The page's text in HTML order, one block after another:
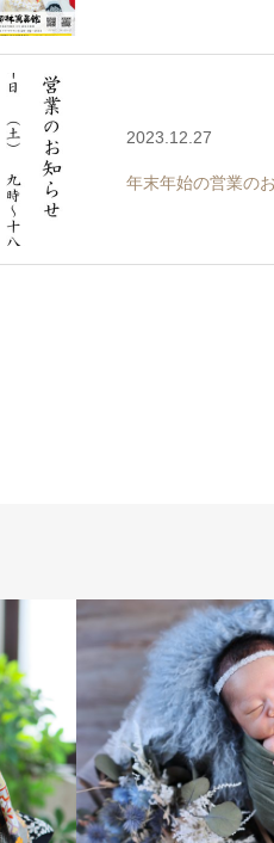
2023.12.27
年末年始の営業の